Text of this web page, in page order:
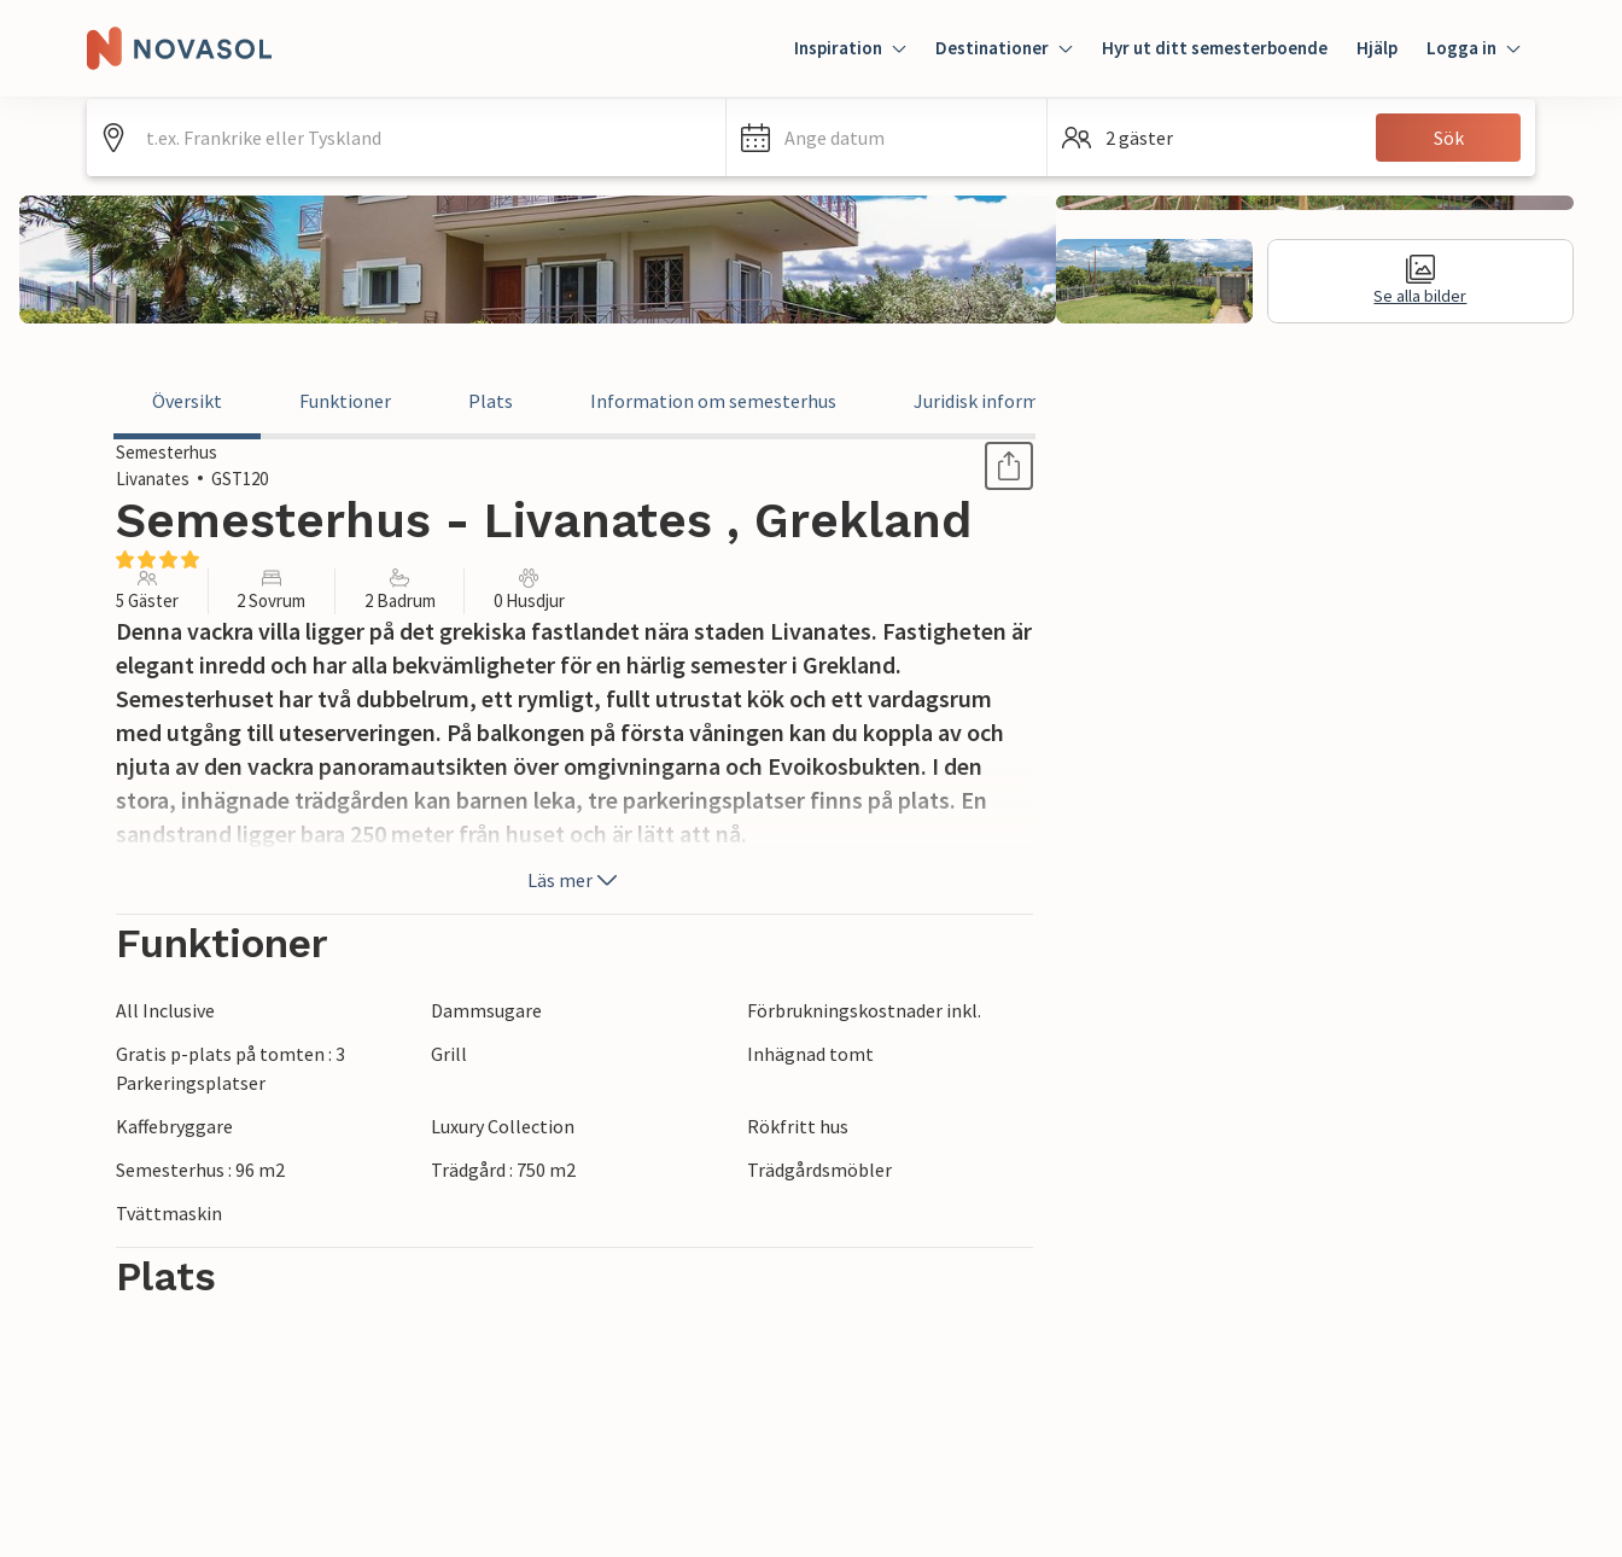
Inspiration Destinationer Hyr ut ditt semesterboende Hjälp Logga in
Gäst
Ange datum 2 gäster Sök
Se alla bilder
Översikt Funktioner Plats Information om semesterhus Juridisk information
Semesterhus
Livanates
GST120
Semesterhus - Livanates , Grekland
5 Gäster 2 Sovrum 2 Badrum 0 Husdjur
Denna vackra villa ligger på det grekiska fastlandet nära staden Livanates. Fastigheten är
elegant inredd och har alla bekvämligheter för en härlig semester i Grekland.
Semesterhuset har två dubbelrum, ett rymligt, fullt utrustat kök och ett vardagsrum
med utgång till uteserveringen. På balkongen på första våningen kan du koppla av och
njuta av den vackra panoramautsikten över omgivningarna och Evoikosbukten. I den
stora, inhägnade trädgården kan barnen leka, tre parkeringsplatser finns på plats. En
sandstrand ligger bara 250 meter från huset och är lätt att nå.
Ett besök på ön Evoia rekommenderas, liksom att utforska den många kilometer långa
Läs mer
Funktioner
All Inclusive Dammsugare
Förbrukningskostnader inkl.
Gratis p-plats på tomten : 3
Parkeringsplatser
Grill Inhägnad tomt
Kaffebryggare Luxury Collection
Rökfritt hus
Semesterhus : 96 m2
Trädgård : 750 m2
Trädgårdsmöbler
Tvättmaskin
Plats